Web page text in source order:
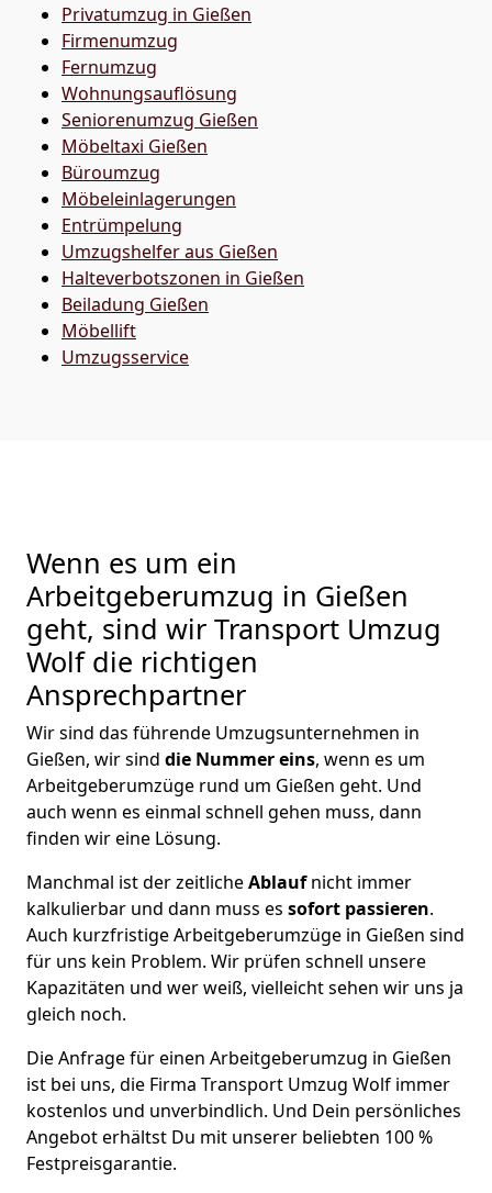
Privatumzug in Gießen
Firmenumzug
Fernumzug
Wohnungsauflösung
Seniorenumzug Gießen
Möbeltaxi Gießen
Büroumzug
Möbeleinlagerungen
Entrümpelung
Umzugshelfer aus Gießen
Halteverbotszonen in Gießen
Beiladung Gießen
Möbellift
Umzugsservice
Wenn es um ein
Arbeitgeberumzug in Gießen
geht, sind wir Transport Umzug
Wolf die richtigen
Ansprechpartner
Wir sind das führende Umzugsunternehmen in
Gießen, wir sind die Nummer eins, wenn es um
Arbeitgeberumzüge rund um Gießen geht. Und
auch wenn es einmal schnell gehen muss, dann
finden wir eine Lösung.
Manchmal ist der zeitlicheAblaufnicht immer
kalkulierbar und dann muss es sofort passieren.
Auch kurzfristige Arbeitgeberumzüge in Gießen sind
für uns kein Problem. Wir prüfen schnell unsere
Kapazitäten und wer weiß, vielleicht sehen wir uns ja
gleich noch.
Die Anfrage für einen Arbeitgeberumzug in Gießen
ist bei uns, die Firma Transport Umzug Wolf immer
kostenlos und unverbindlich. Und Dein persönliches
Angebot erhältst Du mit unserer beliebten 100 %
Festpreisgarantie.